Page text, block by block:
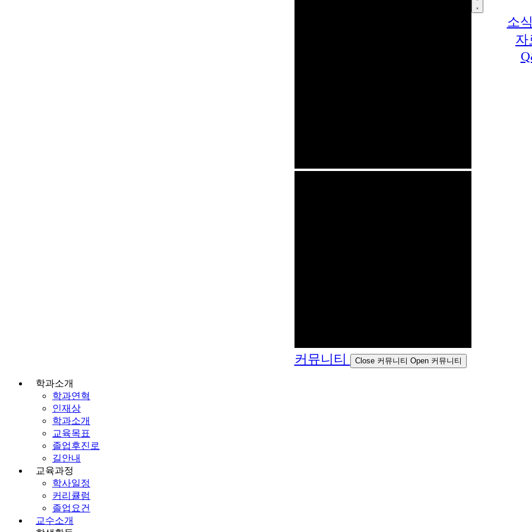
커뮤니티 Close 커뮤니티 Open 커뮤니티
소
자
학과소개
학과연혁
인재상
학과소개
교육목표
졸업후진로
길안내
교육과정
학사일정
커리큘럼
졸업요건
교수소개